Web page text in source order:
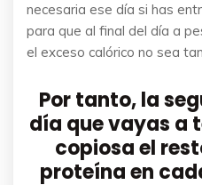
necesaria ese día si has
para que al final del día a
el exceso calórico no sea
Por tanto, la
día que vayas a
copiosa el
proteína en